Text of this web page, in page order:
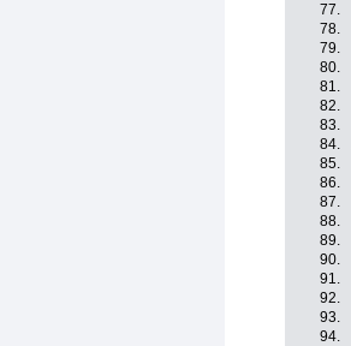
77.
78.
79.
80.
81.
82.
83.
84.
85.
86.
87.
88.
89.
90.
91.
92.
93.
94.